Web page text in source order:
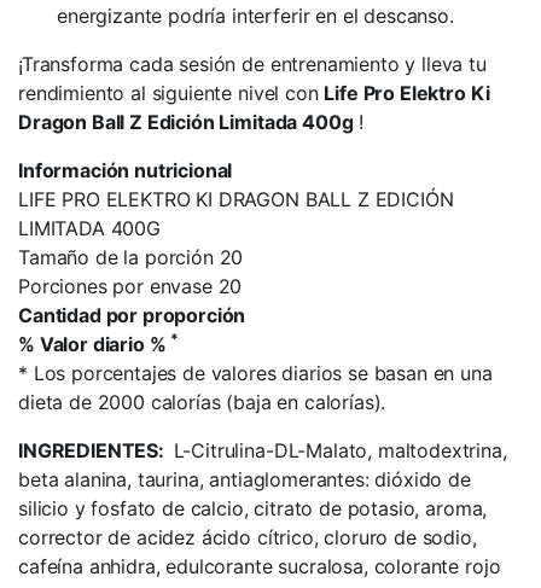
energizante podría interferir en el descanso.
¡Transforma cada sesión de entrenamiento y lleva tu
rendimiento al siguiente nivel con Life Pro Elektro Ki
Dragon Ball Z Edición Limitada 400g!
Información nutricional
LIFE PRO ELEKTRO KI DRAGON BALL Z EDICIÓN
LIMITADA 400G
Tamaño de la porción 20
Porciones por envase 20
Cantidad por proporción
% Valor diario % *
* Los porcentajes de valores diarios se basan en una
dieta de 2000 calorías (baja en calorías).
INGREDIENTES: L-Citrulina-DL-Malato, maltodextrina,
beta alanina, taurina, antiaglomerantes: dióxido de
silicio y fosfato de calcio, citrato de potasio, aroma,
corrector de acidez ácido cítrico, cloruro de sodio,
cafeína anhidra, edulcorante sucralosa, colorante rojo